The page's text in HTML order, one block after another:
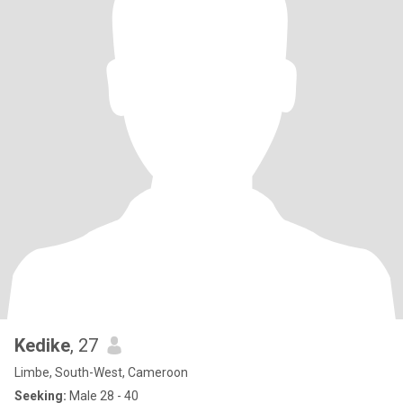
Kedike, 27
Limbe, South-West, Cameroon
Seeking: Male 28 - 40